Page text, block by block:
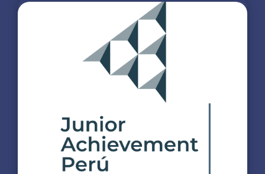
Think English
Programa exclusivo creado para una inmersión total en
el idioma inglés de nuestros alumnos con 9 horas de
ingles a la semana, abarcando las 4 Skills básicas de
una manera distinta.
Más info